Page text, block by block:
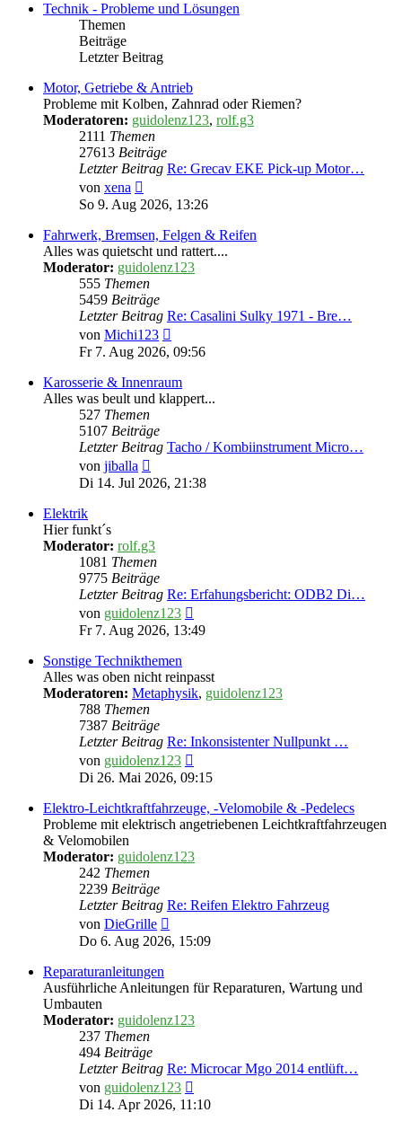
Technik - Probleme und Lösungen
Themen
Beiträge
Letzter Beitrag
Motor, Getriebe & Antrieb
Probleme mit Kolben, Zahnrad oder Riemen?
Moderatoren: guidolenz123, rolf.g3
2111 Themen
27613 Beiträge
Letzter Beitrag Re: Grecav EKE Pick-up Motor…
von xena
Beitrag
So 9. Aug 2026, 13:26
Fahrwerk, Bremsen, Felgen & Reifen
Alles was quietscht und rattert....
Moderator: guidolenz123
555 Themen
5459 Beiträge
Letzter Beitrag Re: Casalini Sulky 1971 - Bre…
von Michi123
Beitrag
Fr 7. Aug 2026, 09:56
Karosserie & Innenraum
Alles was beult und klappert...
527 Themen
5107 Beiträge
Letzter Beitrag Tacho / Kombiinstrument Micro…
von jiballa
Beitrag
Di 14. Jul 2026, 21:38
Elektrik
Hier funkt´s
Moderator: rolf.g3
1081 Themen
9775 Beiträge
Letzter Beitrag Re: Erfahungsbericht: ODB2 Di…
von guidolenz123
Beitrag
Fr 7. Aug 2026, 13:49
Sonstige Technikthemen
Alles was oben nicht reinpasst
Moderatoren: Metaphysik, guidolenz123
788 Themen
7387 Beiträge
Letzter Beitrag Re: Inkonsistenter Nullpunkt …
von guidolenz123
Beitrag
Di 26. Mai 2026, 09:15
Elektro-Leichtkraftfahrzeuge, -Velomobile & -Pedelecs
Probleme mit elektrisch angetriebenen Leichtkraftfahrzeugen
& Velomobilen
Moderator: guidolenz123
242 Themen
2239 Beiträge
Letzter Beitrag Re: Reifen Elektro Fahrzeug
von DieGrille
Beitrag
Do 6. Aug 2026, 15:09
Reparaturanleitungen
Ausführliche Anleitungen für Reparaturen, Wartung und
Umbauten
Moderator: guidolenz123
237 Themen
494 Beiträge
Letzter Beitrag Re: Microcar Mgo 2014 entlüft…
von guidolenz123
Beitrag
Di 14. Apr 2026, 11:10